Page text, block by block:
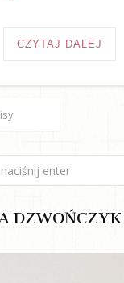
CZYTAJ DALEJ
DZWOŃCZYK